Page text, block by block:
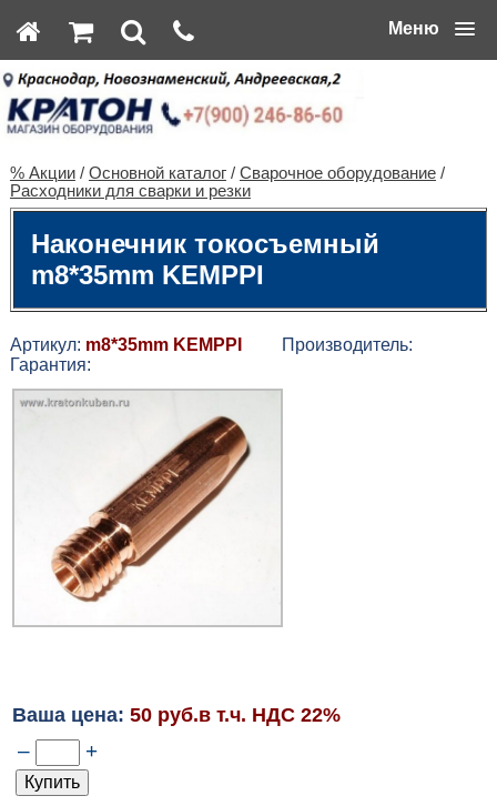
Меню
% Акции/ Основной каталог/ Сварочное оборудование/
Расходники для сварки и резки
Наконечник токосъемный
m8*35mm KEMPPI
Артикул: m8*35mm KEMPPI
Производитель:
Гарантия:
Ваша цена: 50 руб.в т.ч. НДС 22%
– +